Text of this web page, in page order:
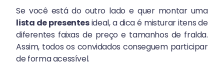
Se você está do outro lado e quer montar uma
lista de presentesideal, a dica é misturar itens de
diferentes faixas de preço e tamanhos de fralda.
Assim, todos os convidados conseguem participar
de forma acessível.